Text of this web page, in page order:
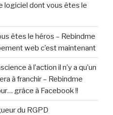
logiciel dont vous êtes le
êtes le héros – Rebindme
web c’est maintenant
à l’action il n’y a qu’un
à franchir – Rebindme
grâce à Facebook !!
du RGPD